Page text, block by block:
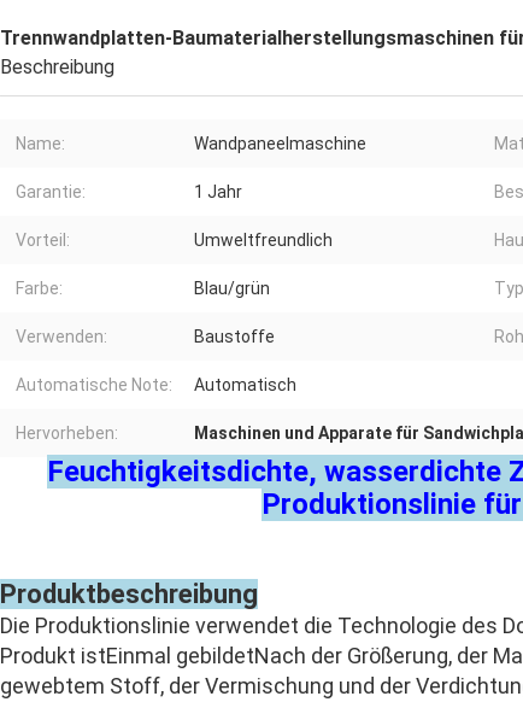
Trennwandplatten-Baumaterialherstellungsmaschinen
Beschreibung
Name: Wandpaneelmaschine
Garantie: 1 Jahr
Vorteil: Umweltfreundlich
Farbe: Blau/grün
Verwenden: Baustoffe
Automatische Note: Automatisch
Hervorheben: Maschinen und Apparate für
Feuchtigkeitsdichte, wasserdichte
Produktionslinie
Produktbeschreibung
Die Produktionslinie verwendet die Technologie des
Produkt istEinmal gebildetNach der Größerung, der
gewebtem Stoff, der Vermischung und der